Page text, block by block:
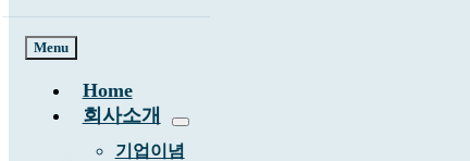
Menu
Home
회사소개
기업이념